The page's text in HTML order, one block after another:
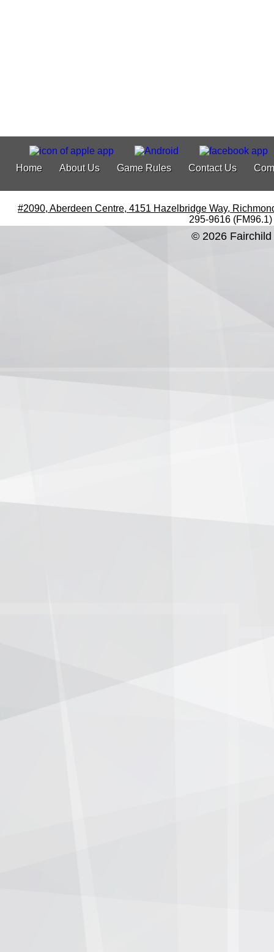
Home About Us Game Rules Contact Us
#2090, Aberdeen Centre, 4151 Hazelbridge Way,
295-9616 (FM96.1)
© 2026 Fairchild